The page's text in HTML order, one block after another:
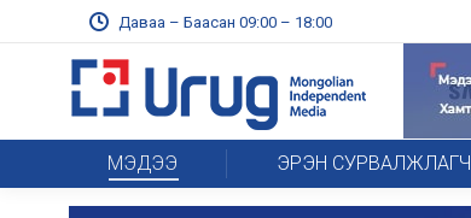
Даваа – Баасан 09:00 – 18:00
МЭДЭЭ ЭРЭН СУРВАЛЖЛАГЧ